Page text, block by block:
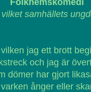
Folkhemskomedi
samhällets
jag ett brott
och jag är
dömer har gjort
ånger eller